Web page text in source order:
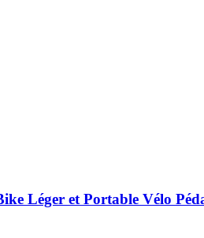
Léger et Portable Vélo